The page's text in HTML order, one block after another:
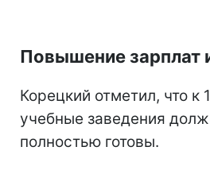
Повышение зарплат
Корецкий отметил, что к
учебные заведения
полностью готовы.